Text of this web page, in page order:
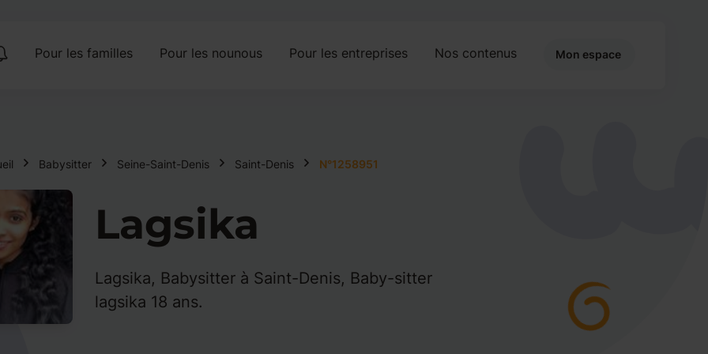
Pour les familles Pour les nounous Pour les entreprises Nos contenus Mon espace
Babysitter Seine-Saint-Denis Saint-Denis N°1258951
Lagsika
Lagsika, Babysitter à Saint-Denis, Baby-sitter
lagsika 18 ans.